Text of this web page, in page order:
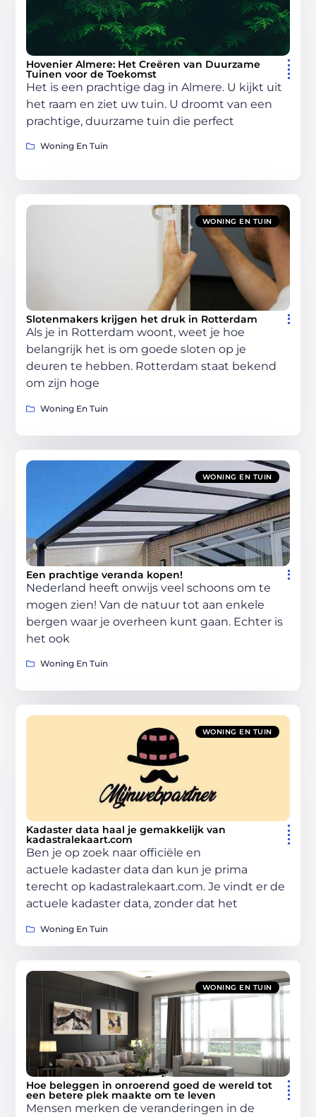
Hovenier Almere: Het Creëren van Duurzame
Tuinen voor de Toekomst
Het is een prachtige dag in Almere. U kijkt uit
het raam en ziet uw tuin. U droomt van een
prachtige, duurzame tuin die perfect
Woning En Tuin
WONING EN TUIN
Slotenmakers krijgen het druk in Rotterdam
Als je in Rotterdam woont, weet je hoe
belangrijk het is om goede sloten op je
deuren te hebben. Rotterdam staat bekend
om zijn hoge
Woning En Tuin
WONING EN TUIN
Een prachtige veranda kopen!
Nederland heeft onwijs veel schoons om te
mogen zien! Van de natuur tot aan enkele
bergen waar je overheen kunt gaan. Echter is
het ook
Woning En Tuin
WONING EN TUIN
Kadaster data haal je gemakkelijk van
kadastralekaart.com
Ben je op zoek naar officiële en
actuele kadaster data dan kun je prima
terecht op kadastralekaart.com. Je vindt er de
actuele kadaster data, zonder dat het
Woning En Tuin
WONING EN TUIN
Hoe beleggen in onroerend goed de wereld tot
een betere plek maakte om te leven
Mensen merken de veranderingen in de